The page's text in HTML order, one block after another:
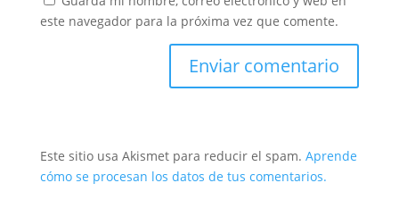
este navegador para la próxima vez que comente.
Este sitio usa Akismet para reducir el spam. Aprende
cómo se procesan los datos de tus comentarios.